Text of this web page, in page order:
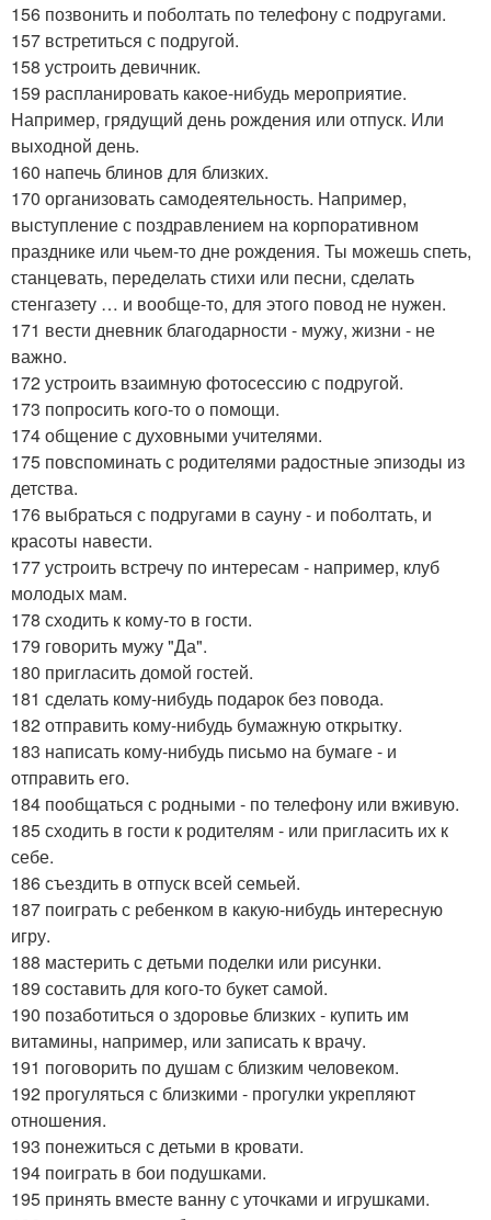
156 позвонить и поболтать по телефону с подругами.
157 встретиться с подругой.
158 устроить девичник.
159 распланировать какое-нибудь мероприятие.
Например, грядущий день рождения или отпуск. Или
выходной день.
160 напечь блинов для близких.
170 организовать самодеятельность. Например,
выступление с поздравлением на корпоративном
празднике или чьем-то дне рождения. Ты можешь спеть,
станцевать, переделать стихи или песни, сделать
стенгазету … и вообще-то, для этого повод не нужен.
171 вести дневник благодарности - мужу, жизни - не
важно.
172 устроить взаимную фотосессию с подругой.
173 попросить кого-то о помощи.
174 общение с духовными учителями.
175 повспоминать с родителями радостные эпизоды из
детства.
176 выбраться с подругами в сауну - и поболтать, и
красоты навести.
177 устроить встречу по интересам - например, клуб
молодых мам.
178 сходить к кому-то в гости.
179 говорить мужу "Да".
180 пригласить домой гостей.
181 сделать кому-нибудь подарок без повода.
182 отправить кому-нибудь бумажную открытку.
183 написать кому-нибудь письмо на бумаге - и
отправить его.
184 пообщаться с родными - по телефону или вживую.
185 сходить в гости к родителям - или пригласить их к
себе.
186 съездить в отпуск всей семьей.
187 поиграть с ребенком в какую-нибудь интересную
игру.
188 мастерить с детьми поделки или рисунки.
189 составить для кого-то букет самой.
190 позаботиться о здоровье близких - купить им
витамины, например, или записать к врачу.
191 поговорить по душам с близким человеком.
192 прогуляться с близкими - прогулки укрепляют
отношения.
193 понежиться с детьми в кровати.
194 поиграть в бои подушками.
195 принять вместе ванну с уточками и игрушками.